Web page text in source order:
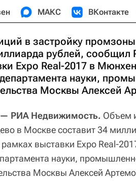
МАКС ВКонтакте
в застройку
рублей,
Expo Real-2017 в
науки,
Москвы Алексей
РИА Недвижимость. Объем
в Москве составит 34
выставки Expo Real-
науки,
Москвы Алексей